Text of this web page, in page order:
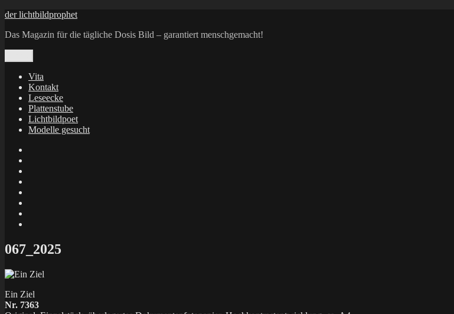
Zum
springen
der lichtbildprophet
Das Magazin für die tägliche Dosis Bild – garantiert menschgemacht!
Vita
Kontakt
Leseecke
Plattenstube
Lichtbildpoet
Modelle gesucht
X
067_2025
Ein Ziel
Nr. 7363